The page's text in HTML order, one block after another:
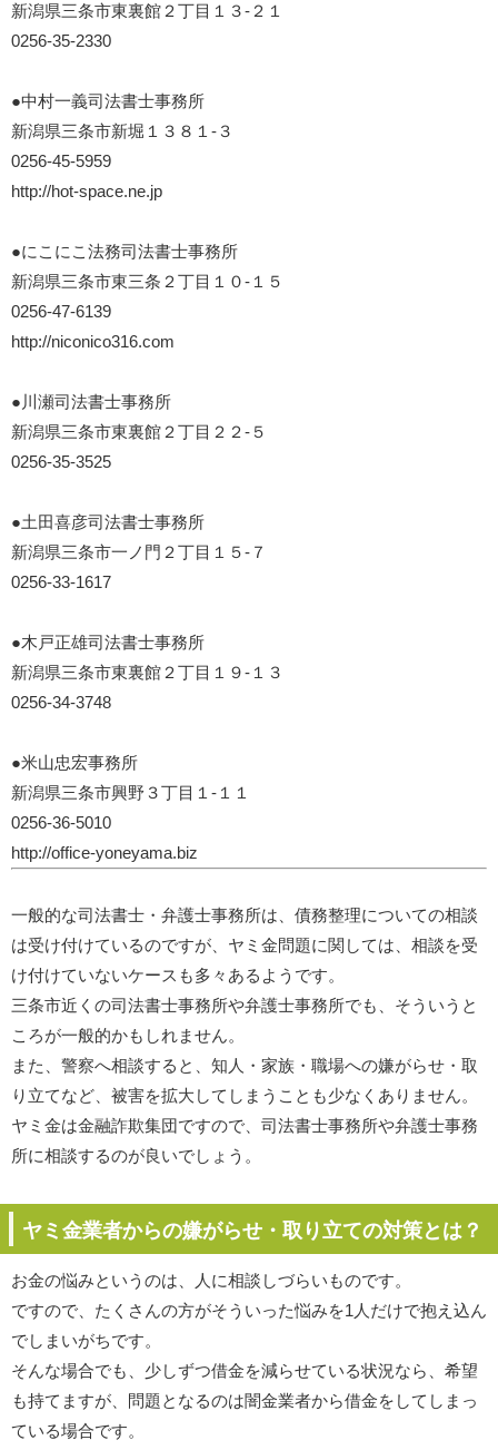
新潟県三条市東裏館２丁目１３-２１
0256-35-2330
●中村一義司法書士事務所
新潟県三条市新堀１３８１-３
0256-45-5959
http://hot-space.ne.jp
●にこにこ法務司法書士事務所
新潟県三条市東三条２丁目１０-１５
0256-47-6139
http://niconico316.com
●川瀬司法書士事務所
新潟県三条市東裏館２丁目２２-５
0256-35-3525
●土田喜彦司法書士事務所
新潟県三条市一ノ門２丁目１５-７
0256-33-1617
●木戸正雄司法書士事務所
新潟県三条市東裏館２丁目１９-１３
0256-34-3748
●米山忠宏事務所
新潟県三条市興野３丁目１-１１
0256-36-5010
http://office-yoneyama.biz
一般的な司法書士・弁護士事務所は、債務整理についての相談
は受け付けているのですが、ヤミ金問題に関しては、相談を受
け付けていないケースも多々あるようです。
三条市近くの司法書士事務所や弁護士事務所でも、そういうと
ころが一般的かもしれません。
また、警察へ相談すると、知人・家族・職場への嫌がらせ・取
り立てなど、被害を拡大してしまうことも少なくありません。
ヤミ金は金融詐欺集団ですので、司法書士事務所や弁護士事務
所に相談するのが良いでしょう。
ヤミ金業者からの嫌がらせ・取り立ての対策とは？
お金の悩みというのは、人に相談しづらいものです。
ですので、たくさんの方がそういった悩みを1人だけで抱え込ん
でしまいがちです。
そんな場合でも、少しずつ借金を減らせている状況なら、希望
も持てますが、問題となるのは闇金業者から借金をしてしまっ
ている場合です。